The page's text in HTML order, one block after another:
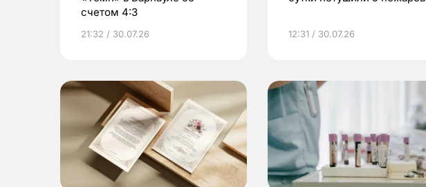
счетом 4:3
21:32 / 30.07.26 12:31 / 30.07.26